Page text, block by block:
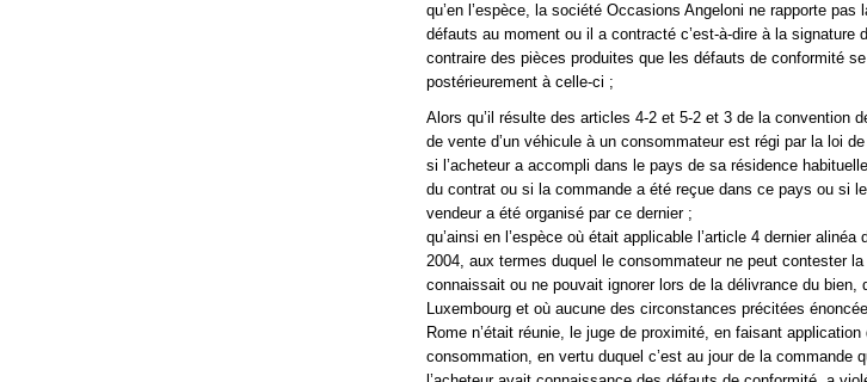
qu’en l’espèce, la société Occasions Angeloni ne rapporte pas
défauts au moment ou il a contracté c’est-à-dire à la signature
contraire des pièces produites que les défauts de conformité
postérieurement à celle-ci ;
Alors qu’il résulte des articles 4-2 et 5-2 et 3 de la convention
de vente d’un véhicule à un consommateur est régi par la loi
si l’acheteur a accompli dans le pays de sa résidence
du contrat ou si la commande a été reçue dans ce pays ou si
vendeur a été organisé par ce dernier ;
qu’ainsi en l’espèce où était applicable l’article 4 dernier
2004, aux termes duquel le consommateur ne peut contester la
connaissait ou ne pouvait ignorer lors de la délivrance du bien,
Luxembourg et où aucune des circonstances précitées
Rome n’était réunie, le juge de proximité, en faisant
consommation, en vertu duquel c’est au jour de la commande